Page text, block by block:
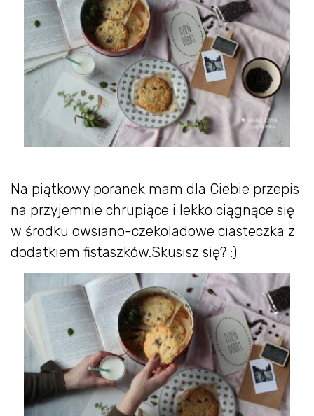
Na piątkowy poranek mam dla Ciebie przepis
na przyjemnie chrupiące i lekko ciągnące się
w środku owsiano-czekoladowe ciasteczka z
dodatkiem fistaszków.Skusisz się? :)